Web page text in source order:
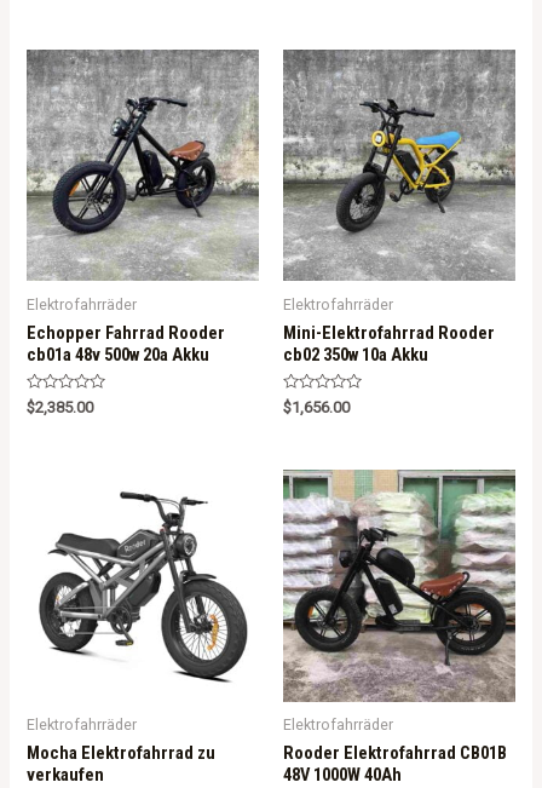
0
o
u
t
o
f
5
Elektrofahrräder
Echopper Fahrrad Rooder
cb01a 48v 500w 20a Akku
R
a
$2,385.00
Elektrofahrräder
Mini-Elektrofahrrad Rooder
cb02 350w 10a Akku
R
a
0
o
u
t
o
f
5
$1,656.00
Elektrofahrräder
Mocha Elektrofahrrad zu
verkaufen
Elektrofahrräder
Rooder Elektrofahrrad CB01B
48V 1000W 40Ah